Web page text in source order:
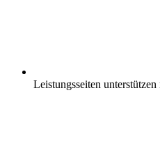
Leistungsseiten